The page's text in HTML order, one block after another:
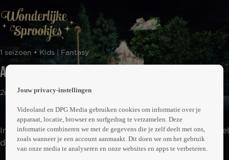
page
1 seizoen • Kids | Fantasy
Assepoester
2min
In het Sprookjesbos van de Efteling wandel je tussen wel
dertig sprookjes. Bekijk een betoverend verhaal uit dit
levende prentenboek.
Jouw privacy-instellingen
Videoland en DPG Media gebruiken cookies om informatie over je
apparaat, locatie, browser en surfgedrag te verzamelen. Deze
informatie combineren we met de gegevens die je zelf deelt met ons,
zoals wanneer je een account aanmaakt. Dit doen we om het gebruik
van onze media te analyseren en onze websites en apps te verbeteren.